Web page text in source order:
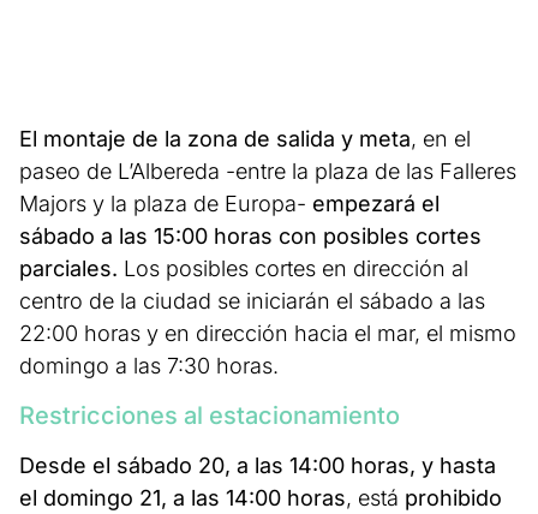
El montaje de la zona de salida y meta, en el
paseo de L’Albereda -entre la plaza de las Falleres
Majors y la plaza de Europa- empezará el
sábado a las 15:00 horas con posibles cortes
parciales. Los posibles cortes en dirección al
centro de la ciudad se iniciarán el sábado a las
22:00 horas y en dirección hacia el mar, el mismo
domingo a las 7:30 horas.
Restricciones al estacionamiento
Desde el sábado 20, a las 14:00 horas, y hasta
el domingo 21, a las 14:00 horas, está prohibido